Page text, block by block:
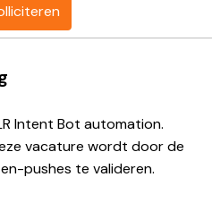
Intent Bot automation.
vacature wordt door de
pushes te valideren.